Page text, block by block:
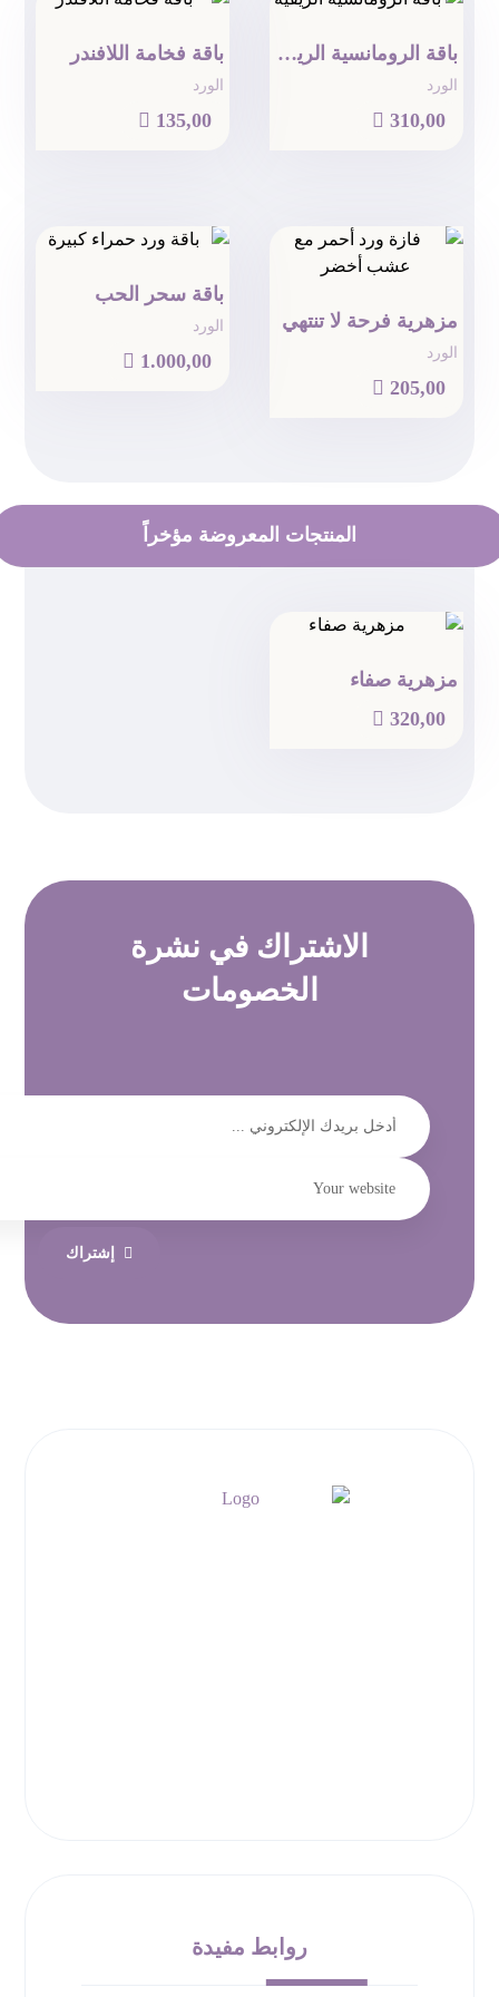
باقة الرومانسية الريفية
الورد
 310,00
باقة فخامة اللافندر
الورد
 135,00
مزهرية فرحة لا تنتهي
الورد
 205,00
باقة سحر الحب
الورد
 1.000,00
المنتجات المعروضة مؤخراً
مزهرية صفاء
 320,00
الاشتراك في نشرة
الخصومات
إشتراك
روابط مفيدة